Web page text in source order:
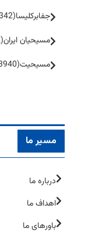
جفا‌بر‌کلیسا(1342)
مسیحیان ایران(1062)
مسیحیت(3940)
مسیر ما
درباره ما
اهداف ما
باورهای ما